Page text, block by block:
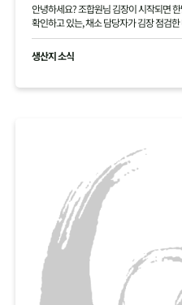
안녕하세요? 조합원님 김장이 시작되면
확인하고 있는, 채소 담당자가 김장 점검
니다 .
생산지 소식